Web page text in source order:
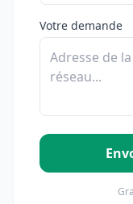
Votre demande